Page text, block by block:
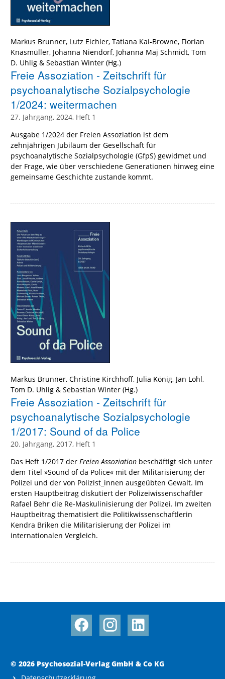
Markus Brunner, Lutz Eichler, Tatiana Kai-Browne, Florian
Knasmüller, Johanna Niendorf, Johanna Maj Schmidt, Tom
D. Uhlig & Sebastian Winter (Hg.)
Freie Assoziation - Zeitschrift für
psychoanalytische Sozialpsychologie
1/2024: weitermachen
27. Jahrgang, 2024, Heft 1
Ausgabe 1/2024 der Freien Assoziation ist dem
zehnjährigen Jubiläum der Gesellschaft für
psychoanalytische Sozialpsychologie (GfpS) gewidmet und
der Frage, wie über verschiedene Generationen hinweg eine
gemeinsame Geschichte zustande kommt.
Markus Brunner, Christine Kirchhoff, Julia König, Jan Lohl,
Tom D. Uhlig & Sebastian Winter (Hg.)
Freie Assoziation - Zeitschrift für
psychoanalytische Sozialpsychologie
1/2017: Sound of da Police
20. Jahrgang, 2017, Heft 1
Das Heft 1/2017 der Freien Assoziation beschäftigt sich unter
dem Titel »Sound of da Police« mit der Militarisierung der
Polizei und der von Polizist_innen ausgeübten Gewalt. Im
ersten Hauptbeitrag diskutiert der Polizeiwissenschaftler
Rafael Behr die Re-Maskulinisierung der Polizei. Im zweiten
Hauptbeitrag thematisiert die Politikwissenschaftlerin
Kendra Briken die Militarisierung der Polizei im
internationalen Vergleich.
© 2026 Psychosozial-Verlag GmbH & Co KG